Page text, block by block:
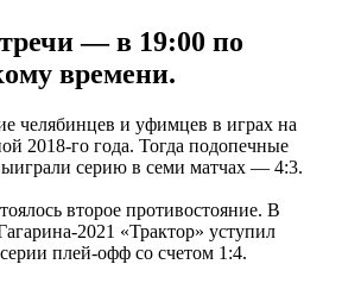
— в 19:00 по
времени.
челябинцев и уфимцев в играх на
2018-го года. Тогда подопечные
серию в семи матчах — 4:3.
второе противостояние. В
2021 «Трактор» уступил
плей-офф со счетом 1:4.